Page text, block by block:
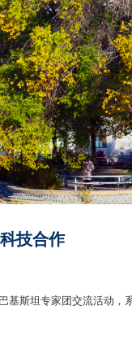
中巴科技合作